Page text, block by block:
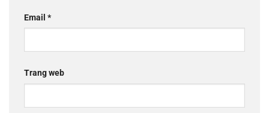
Email *
Trang web